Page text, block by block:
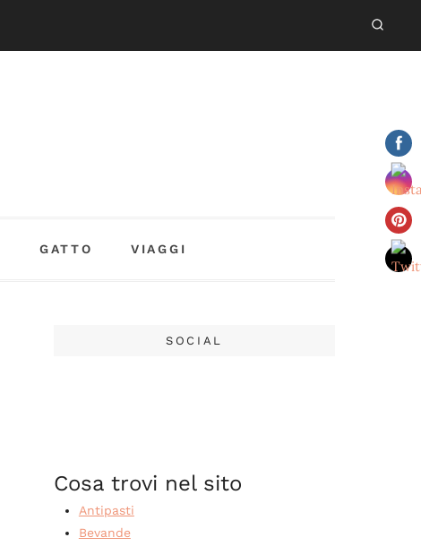
GATTO VIAGGI
SOCIAL
Cosa trovi nel sito
Antipasti
Bevande